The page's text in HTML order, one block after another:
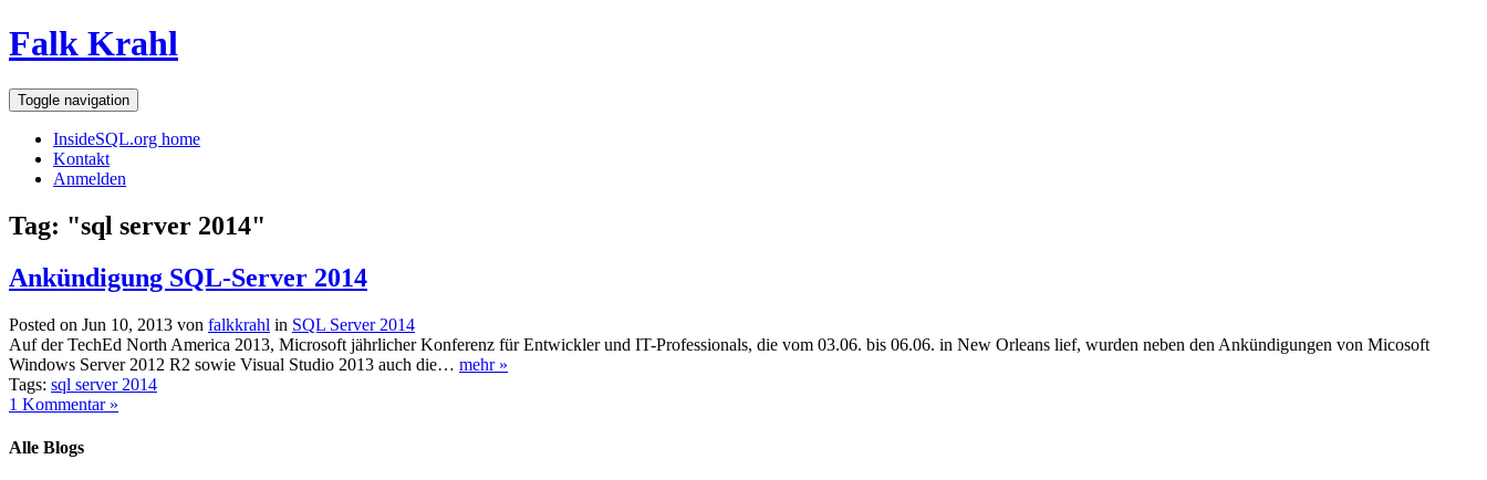
Falk Krahl
Toggle navigation
InsideSQL.org home
Kontakt
Anmelden
Tag: "sql server 2014"
Ankündigung SQL-Server 2014
Posted on Jun 10, 2013 von falkkrahl in SQL Server 2014
Auf der TechEd North America 2013, Microsoft jährlicher Konferenz für Entwickler und IT-Professionals, die vom 03.06. bis 06.06. in New Orleans lief, wurden neben den Ankündigungen von Micosoft
Windows Server 2012 R2 sowie Visual Studio 2013 auch die… mehr »
Tags: sql server 2014
1 Kommentar »
Alle Blogs